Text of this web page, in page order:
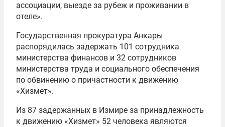
ассоциации, выезде за рубеж и проживании в
отеле».
Государственная прокуратура Анкары
распорядилась задержать 101 сотрудника
министерства финансов и 32 сотрудников
министерства труда и социального обеспечения
по обвинению о причастности к движению
«Хизмет».
Из 87 задержанных в Измире за принадлежность
к движению «Хизмет» 52 человека являются